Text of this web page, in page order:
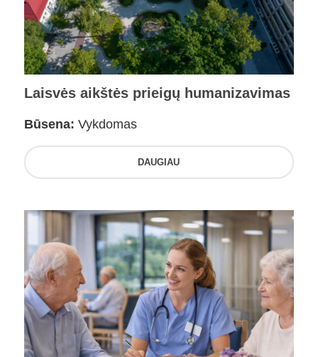
Laisvės aikštės prieigų humanizavimas
Būsena: Vykdomas
DAUGIAU